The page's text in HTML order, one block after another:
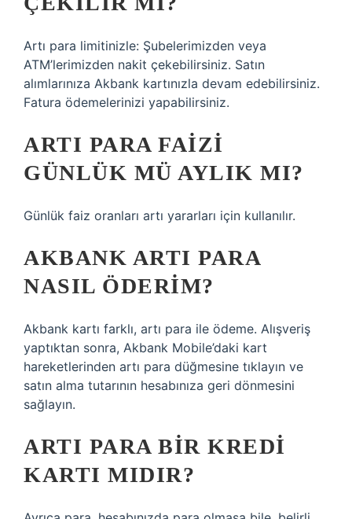
Artı para limitinizle: Şubelerimizden veya
ATM’lerimizden nakit çekebilirsiniz. Satın
alımlarınıza Akbank kartınızla devam edebilirsiniz.
Fatura ödemelerinizi yapabilirsiniz.
ARTI PARA FAIZI
GÜNLÜK MÜ AYLIK MI?
Günlük faiz oranları artı yararları için kullanılır.
AKBANK ARTI PARA
NASIL ÖDERIM?
Akbank kartı farklı, artı para ile ödeme. Alışveriş
yaptıktan sonra, Akbank Mobile’daki kart
hareketlerinden artı para düğmesine tıklayın ve
satın alma tutarının hesabınıza geri dönmesini
sağlayın.
ARTI PARA BIR KREDI
KARTI MIDIR?